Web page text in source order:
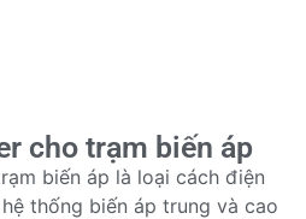
cho trạm biến áp
biến áp là loại cách điện
thống biến áp trung và cao